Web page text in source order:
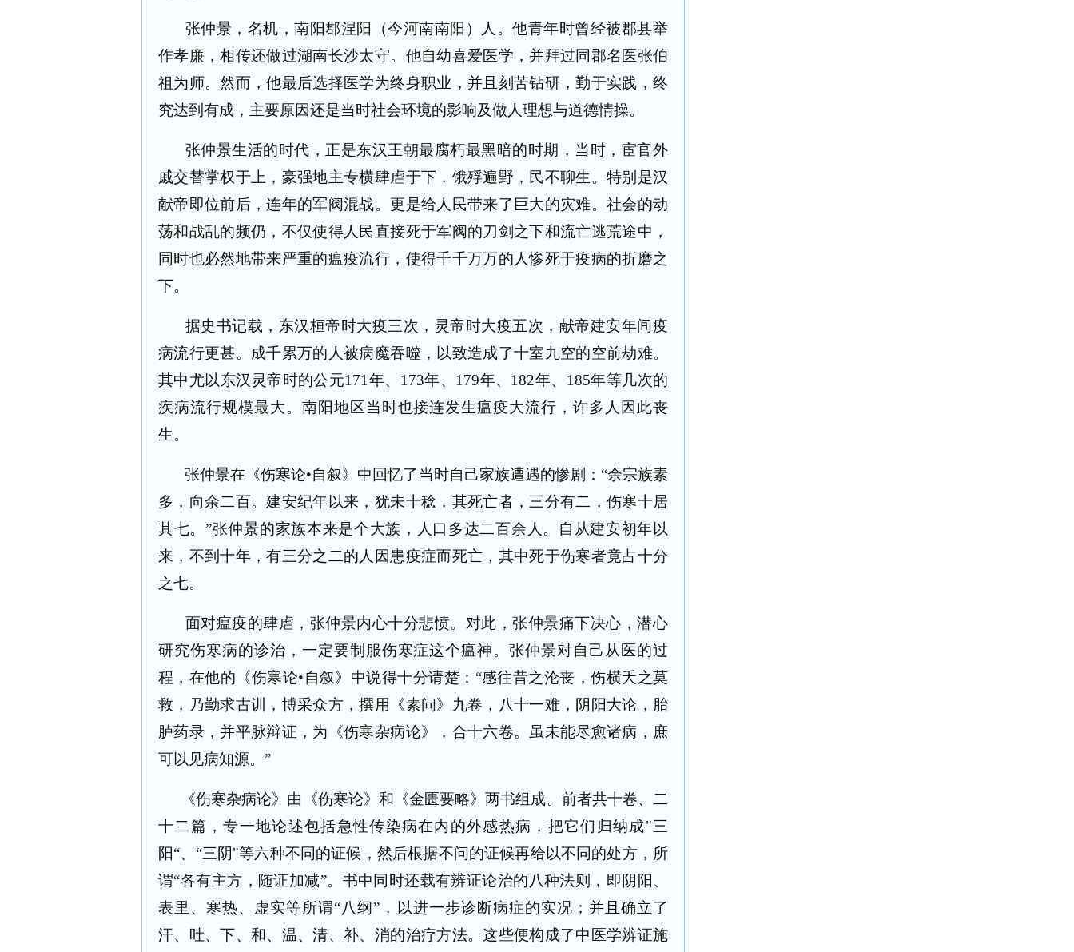
张仲景，名机，南阳郡涅阳（今河南南阳）人。他青年时曾经被郡县举
作孝廉，相传还做过湖南长沙太守。他自幼喜爱医学，并拜过同郡名医张伯
祖为师。然而，他最后选择医学为终身职业，并且刻苦钻研，勤于实践，终
究达到有成，主要原因还是当时社会环境的影响及做人理想与道德情操。
张仲景生活的时代，正是东汉王朝最腐朽最黑暗的时期，当时，宦官外
戚交替掌权于上，豪强地主专横肆虐于下，饿殍遍野，民不聊生。特别是汉
献帝即位前后，连年的军阀混战。更是给人民带来了巨大的灾难。社会的动
荡和战乱的频仍，不仅使得人民直接死于军阀的刀剑之下和流亡逃荒途中，
同时也必然地带来严重的瘟疫流行，使得千千万万的人惨死于疫病的折磨之
下。
据史书记载，东汉桓帝时大疫三次，灵帝时大疫五次，献帝建安年间疫
病流行更甚。成千累万的人被病魔吞噬，以致造成了十室九空的空前劫难。
其中尤以东汉灵帝时的公元171 年、 173年、 179年、 182年、 185年等几次的
疾病流行规模最大。南阳地区当时也接连发生瘟疫大流行，许多人因此丧
生。
张仲景在《伤寒论•自叙》中回忆了当时自己家族遭遇的惨剧：“余宗族素
多，向余二百。建安纪年以来，犹未十稔，其死亡者，三分有二，伤寒十居
其七。”张仲景的家族本来是个大族，人口多达二百余人。自从建安初年以
来，不到十年，有三分之二的人因患疫症而死亡，其中死于伤寒者竟占十分
之七。
面对瘟疫的肆虐，张仲景内心十分悲愤。对此，张仲景痛下决心，潜心
研究伤寒病的诊治，一定要制服伤寒症这个瘟神。张仲景对自己从医的过
程，在他的《伤寒论•自叙》中说得十分请楚：“感往昔之沦丧，伤横夭之莫
救，乃勤求古训，博采众方，撰用《素问》九卷，八十一难，阴阳大论，胎
胪药录，并平脉辩证，为《伤寒杂病论》，合十六卷。虽未能尽愈诸病，庶
可以见病知源。”
《伤寒杂病论》由《伤寒论》和《金匮要略》两书组成。前者共十卷、二
十二篇，专一地论述包括急性传染病在内的外感热病，把它们归纳成"三
阳“、“三阴"等六种不同的证候，然后根据不问的证候再给以不同的处方，所
谓“各有主方，随证加减”。书中同时还载有辨证论治的八种法则，即阴阳、
表里、寒热、虚实等所谓“八纲”，以进一步诊断病症的实况；并且确立了
汗、吐、下、和、温、清、补、消的治疗方法。这些便构成了中医学辨证施